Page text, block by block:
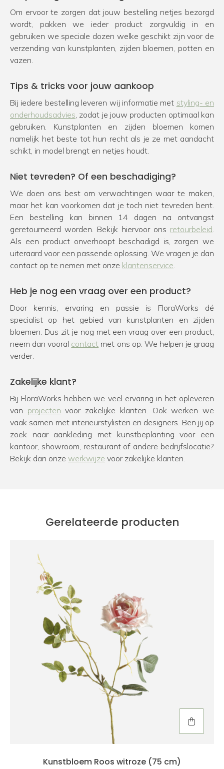
Om ervoor te zorgen dat jouw bestelling netjes bezorgd
wordt, pakken we ieder product zorgvuldig in en
gebruiken we speciale dozen welke geschikt zijn voor de
verzending van kunstplanten, zijden bloemen, potten en
vazen.
Tips & tricks voor jouw aankoop
Bij iedere bestelling leveren wij informatie met styling- en
onderhoudsadvies, zodat je jouw producten optimaal kan
gebruiken. Kunstplanten en zijden bloemen komen
namelijk het beste tot hun recht als je ze met aandacht
schikt, in model brengt en netjes houdt.
Niet tevreden? Of een beschadiging?
We doen ons best om verwachtingen waar te maken,
maar het kan voorkomen dat je toch niet tevreden bent.
Een bestelling kan binnen 14 dagen na ontvangst
geretourneerd worden. Bekijk hiervoor ons retourbeleid.
Als een product onverhoopt beschadigd is, zorgen we
uiteraard voor een passende oplossing. We vragen je dan
contact op te nemen met onze klantenservice.
Heb je nog een vraag over een product?
Door kennis, ervaring en passie is FloraWorks dé
specialist op het gebied van kunstplanten en zijden
bloemen. Dus zit je nog met een vraag over een product,
neem dan vooral contact met ons op. We helpen je graag
verder.
Zakelijke klant?
Bij FloraWorks hebben we veel ervaring in het opleveren
van projecten voor zakelijke klanten. Ook werken we
vaak samen met interieurstylisten en designers. Ben jij op
zoek naar aankleding met kunstbeplanting voor een
kantoor, showroom, restaurant of andere bedrijfslocatie?
Bekijk dan onze werkwijze voor zakelijke klanten.
Gerelateerde producten
Kunstbloem Roos witroze (75 cm)